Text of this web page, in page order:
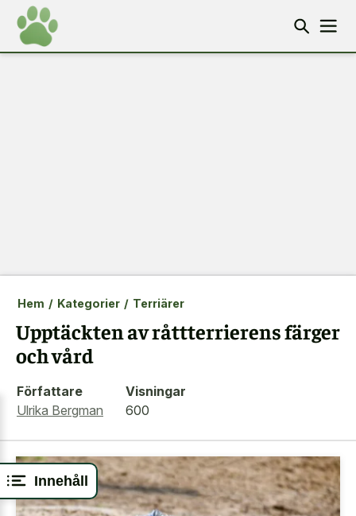
Innehåll
Hem / Kategorier / Terriärer
Upptäckten av råttterrierens färger
och vård
Författare
Ulrika Bergman
Visningar
600